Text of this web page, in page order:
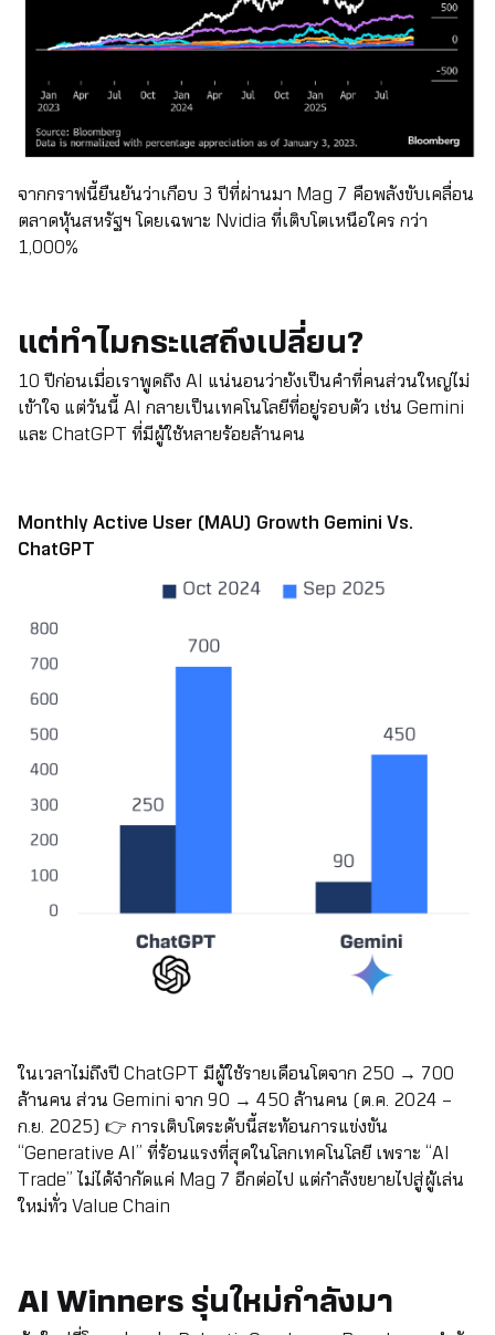
จากกราฟนี้ยืนยันว่าเกือบ 3 ปีที่ผ่านมา Mag 7 คือพลังขับเคลื่อน
ตลาดหุ้นสหรัฐฯ โดยเฉพาะ Nvidia ที่เติบโตเหนือใคร กว่า
1,000%
แต่ทำไมกระแสถึงเปลี่ยน?
10 ปีก่อนเมื่อเราพูดถึง AI แน่นอนว่ายังเป็นคำที่คนส่วนใหญ่ไม่
เข้าใจ แต่วันนี้ AI กลายเป็นเทคโนโลยีที่อยู่รอบตัว เช่น Gemini
และ ChatGPT ที่มีผู้ใช้หลายร้อยล้านคน
Monthly Active User (MAU) Growth Gemini Vs.
ChatGPT
ในเวลาไม่ถึงปี ChatGPT มีผู้ใช้รายเดือนโตจาก 250 → 700
ล้านคน ส่วน Gemini จาก 90 → 450 ล้านคน (ต.ค. 2024 –
ก.ย. 2025) 👉 การเติบโตระดับนี้สะท้อนการแข่งขัน
“Generative AI” ที่ร้อนแรงที่สุดในโลกเทคโนโลยี เพราะ “AI
Trade” ไม่ได้จำกัดแค่ Mag 7 อีกต่อไป แต่กำลังขยายไปสู่ผู้เล่น
ใหม่ทั่ว Value Chain
AI Winners รุ่นใหม่กำลังมา